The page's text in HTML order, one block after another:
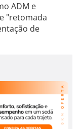
ADM e
"retomada
de